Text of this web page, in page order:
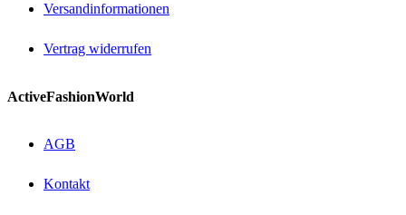
Versandinformationen
Vertrag widerrufen
ActiveFashionWorld
AGB
Kontakt